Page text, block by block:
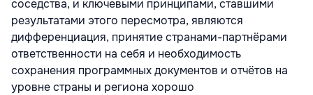
соседства, и ключевыми принципами, ставшими
результатами этого пересмотра, являются
дифференциация, принятие странами-партнёрами
ответственности на себя и необходимость
сохранения программных документов и отчётов на
уровне страны и региона хорошо